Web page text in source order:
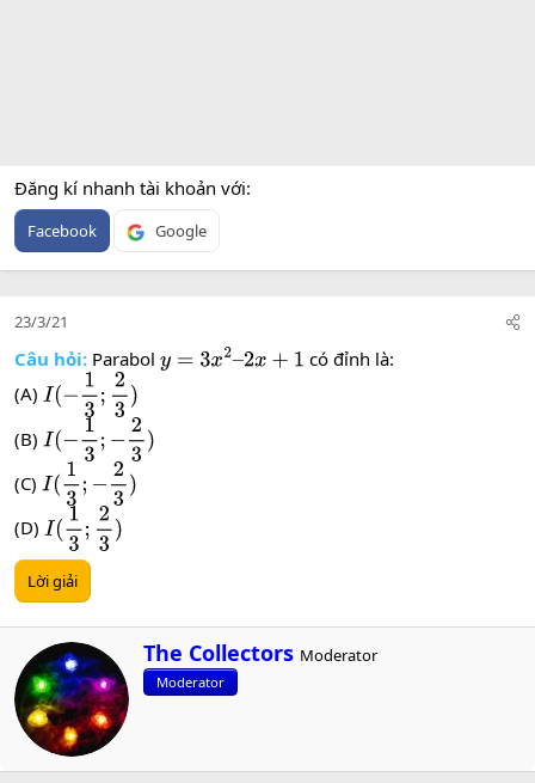
Đăng kí nhanh tài khoản với
Facebook Google
23/3/21
Câu hỏi: Parabol y=3x 2–2x+1
có đỉnh là:
(A) I(−13;23)
(B) I(−13;−23)
(C) I(13;− 23)
(D) I(13;2 3)
Lời giải
W
r
i
n
The Collectors Moderator
Moderator